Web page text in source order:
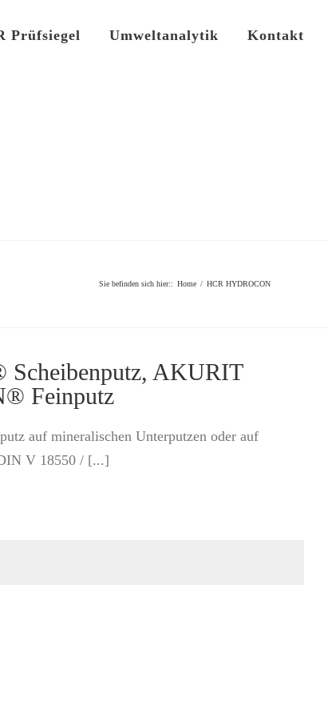
Prüfsiegel Umweltanalytik Kontakt
Sie befinden sich hier:: Home / HCR HYDROCON
Scheibenputz, AKURIT
Feinputz
auf mineralischen Unterputzen oder auf
V 18550 / [...]